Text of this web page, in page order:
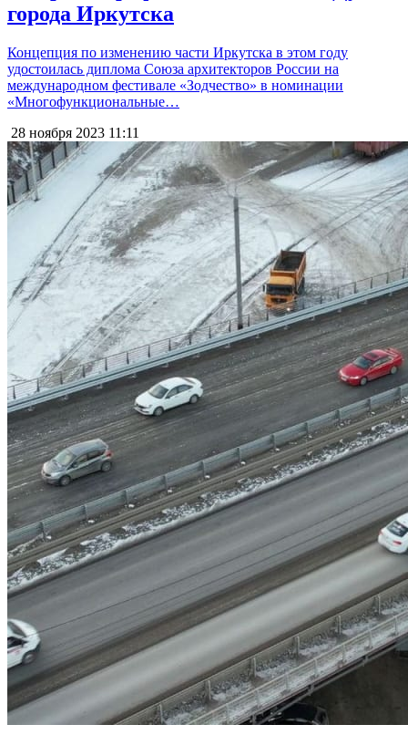
города Иркутска
Концепция по изменению части Иркутска в этом году
удостоилась диплома Союза архитекторов России на
международном фестивале «Зодчество» в номинации
«Многофункциональные…
28 ноября 2023 11:11